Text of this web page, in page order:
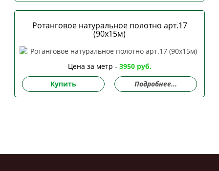
Ротанговое натуральное полотно арт.17
(90х15м)
Цена за метр - 3950 руб.
Купить
Подробнее...